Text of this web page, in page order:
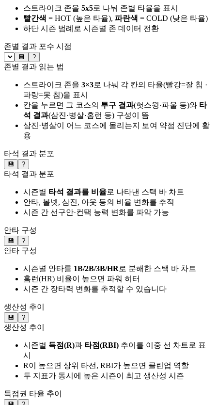
스트라이크 존을 5x5로 나눠 존별 타율을 표시
빨간색 = HOT (높은 타율), 파란색 = COLD (낮은 타율)
하단 시즌 범례로 시즌별 존 데이터 전환
존별 결과 포수 시점
💾 ?
존별 결과 읽는 법
스트라이크 존을 3×3로 나눠 각 칸의 타율(빨강=잘 침 ·
파랑=못 침)을 표시
칸을 누르면 그 코스의 투구 결과(헛스윙·파울 등)와 타
석 결과(삼진·병살·홈런 등) 구성이 뜸
삼진·병살이 어느 코스에 몰리는지 보여 약점 진단에 활
용
타석 결과 분포
💾 ?
타석 결과 분포
시즌별 타석 결과를 비율로 나타낸 스택 바 차트
안타, 볼넷, 삼진, 아웃 등의 비율 변화를 추적
시즌 간 선구안·컨택 능력 변화를 파악 가능
안타 구성
💾 ?
안타 구성
시즌별 안타를 1B/2B/3B/HR로 분해한 스택 바 차트
홈런(HR) 비율이 높으면 파워 히터
시즌 간 장타력 변화를 추적할 수 있습니다
생산성 추이
💾 ?
생산성 추이
시즌별 득점(R)과 타점(RBI) 추이를 이중 선 차트로 표
시
R이 높으면 상위 타선, RBI가 높으면 클린업 역할
두 지표가 동시에 높은 시즌이 최고 생산성 시즌
득점권 타율 추이